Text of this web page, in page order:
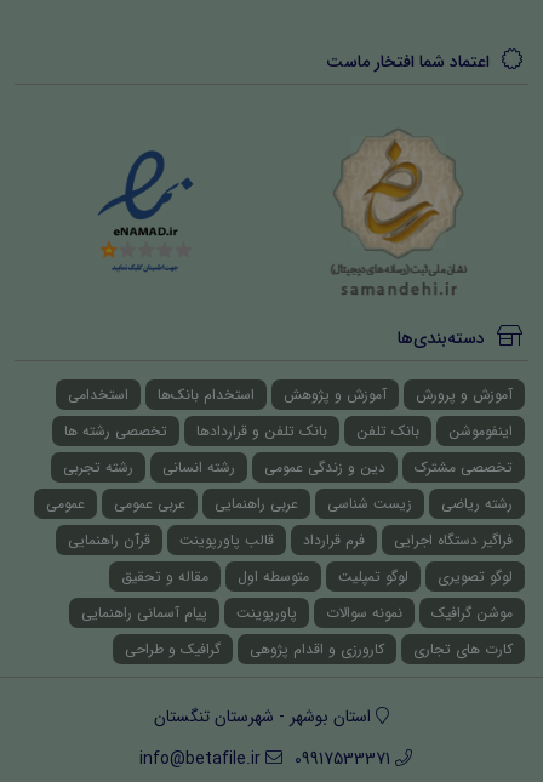
اعتماد شما افتخار ماست
دسته‌بندی‌ها
آموزش و پرورش آموزش و پژوهش استخدام بانک‌ها
استخدامی
اینفوموشن
بانک تلفن بانک تلفن و قراردادها
تخصصی رشته ها
تخصصی مشترک
دین و زندگی عمومی رشته انسانی
رشته تجربی
رشته ریاضی
زیست شناسی عربی راهنمایی عربی عمومی
عمومی
فراگیر دستگاه اجرایی
فرم قرارداد قالب پاورپوینت
قرآن راهنمایی
لوگو تصویری
لوگو تمپلیت متوسطه اول
مقاله و تحقیق
موشن گرافیک
نمونه سوالات پاورپوینت
پیام آسمانی راهنمایی
کارت های تجاری
کارورزی و اقدام پژوهی گرافیک و طراحی
استان بوشهر - شهرستان تنگستان
09917533371
info@betafile.ir